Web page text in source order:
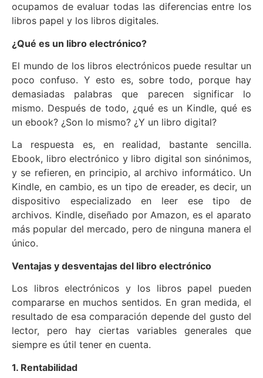
ocupamos de evaluar todas las diferencias entre los
libros papel y los libros digitales.
¿Qué es un libro electrónico?
El mundo de los libros electrónicos puede resultar un
poco confuso. Y esto es, sobre todo, porque hay
demasiadas palabras que parecen significar lo
mismo. Después de todo, ¿qué es un Kindle, qué es
un ebook? ¿Son lo mismo? ¿Y un libro digital?
La respuesta es, en realidad, bastante sencilla.
Ebook, libro electrónico y libro digital son sinónimos,
y se refieren, en principio, al archivo informático. Un
Kindle, en cambio, es un tipo de ereader, es decir, un
dispositivo especializado en leer ese tipo de
archivos. Kindle, diseñado por Amazon, es el aparato
más popular del mercado, pero de ninguna manera el
único.
Ventajas y desventajas del libro electrónico
Los libros electrónicos y los libros papel pueden
compararse en muchos sentidos. En gran medida, el
resultado de esa comparación depende del gusto del
lector, pero hay ciertas variables generales que
siempre es útil tener en cuenta.
1. Rentabilidad